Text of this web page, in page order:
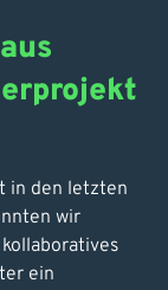
in den letzten
wir
ein